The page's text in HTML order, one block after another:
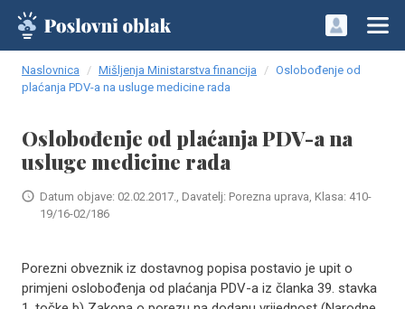
Naslovnica Mišljenja Ministarstva financija
Oslobođenje od
plaćanja PDV-a na usluge medicine rada
Oslobođenje od plaćanja PDV-a na
usluge medicine rada
Datum objave: 02.02.2017., Davatelj: Porezna uprava, Klasa: 410-
19/16-02/186
Porezni obveznik iz dostavnog popisa postavio je upit o
primjeni oslobođenja od plaćanja PDV-a iz članka 39. stavka